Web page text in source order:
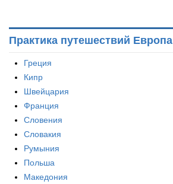
Практика путешествий Европа
Греция
Кипр
Швейцария
Франция
Словения
Словакия
Румыния
Польша
Македония